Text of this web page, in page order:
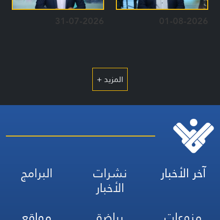
01-08-2026
31-07-2026
المزيد +
آخر الأخبار نشرات
الأخبار
البرامج